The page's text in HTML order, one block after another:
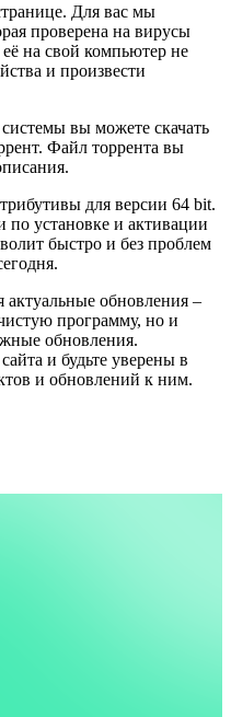
Для вас мы
проверена на вирусы
на свой компьютер не
и произвести
вы можете скачать
Файл торрента вы
для версии 64 bit.
установке и активации
быстро и без проблем
актуальные обновления –
программу, но и
обновления.
и будьте уверены в
и обновлений к ним.